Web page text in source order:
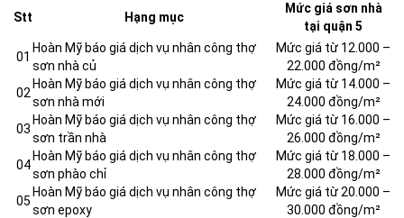
Stt Hạng mục
Mức giá sơn nhà
tại quận 5
01
Hoàn Mỹ báo giá dịch vụ nhân công thợ
sơn nhà củ
Mức giá từ 12.000 –
22.000 đồng/m²
02
Hoàn Mỹ báo giá dịch vụ nhân công thợ
sơn nhà mới
Mức giá từ 14.000 –
24.000 đồng/m²
03
Hoàn Mỹ báo giá dịch vụ nhân công thợ
sơn trần nhà
Mức giá từ 16.000 –
26.000 đồng/m²
04
Hoàn Mỹ báo giá dịch vụ nhân công thợ
sơn phào chỉ
Mức giá từ 18.000 –
28.000 đồng/m²
05
Hoàn Mỹ báo giá dịch vụ nhân công thợ
sơn epoxy
Mức giá từ 20.000 –
30.000 đồng/m²